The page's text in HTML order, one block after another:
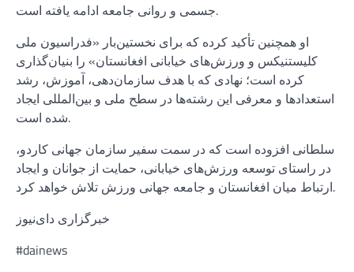
جسمی و روانی جامعه ادامه یافته است.
او همچنین تأکید کرده که برای نخستین‌بار «فدراسیون ملی
کلیستنیکس و ورزش‌های خیابانی افغانستان» را بنیان‌گذاری
کرده است؛ نهادی که با هدف سازمان‌دهی، آموزش، رشد
استعدادها و معرفی این رشته‌ها در سطح ملی و بین‌المللی ایجاد
شده است.
سلطانی افزوده است که در سمت سفیر سازمان جهانی کاردو،
در راستای توسعه ورزش‌های خیابانی، حمایت از جوانان و ایجاد
ارتباط میان افغانستان و جامعه جهانی ورزش تلاش خواهد کرد.
خبرگزاری دای‌نیوز
#dainews